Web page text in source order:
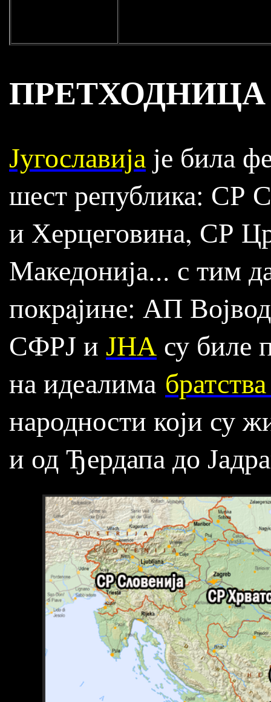
ПРЕТХОДНИЦА
Југославија је била
шест република: СР
и Херцеговина, СР
Македонија... с тим
покрaјине: АП
СФРЈ и ЈНА су биле
на идеалима
народности који су
и од Ђердапа до